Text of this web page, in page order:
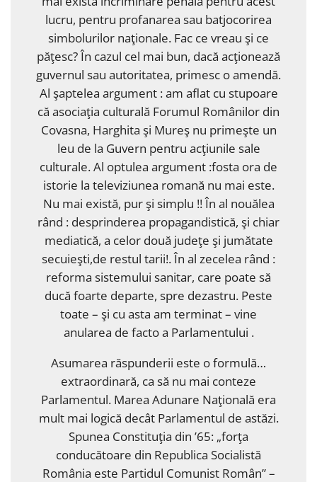
lucru, pentru profanarea sau batjocorirea
simbolurilor naţionale. Fac ce vreau şi ce
păţesc? În cazul cel mai bun, dacă acţionează
guvernul sau autoritatea, primesc o amendă.
Al şaptelea argument : am aflat cu stupoare
că asociaţia culturală Forumul Românilor din
Covasna, Harghita şi Mureş nu primeşte un
leu de la Guvern pentru acţiunile sale
culturale. Al optulea argument :fosta ora de
istorie la televiziunea romană nu mai este.
Nu mai există, pur şi simplu !! În al nouălea
rând : desprinderea propagandistică, şi chiar
mediatică, a celor două judeţe şi jumătate
secuieşti,de restul tarii!. În al zecelea rând :
reforma sistemului sanitar, care poate să
ducă foarte departe, spre dezastru. Peste
toate – şi cu asta am terminat – vine
anularea de facto a Parlamentului .
Asumarea răspunderii este o formulă…
extraordinară, ca să nu mai conteze
Parlamentul. Marea Adunare Naţională era
mult mai logică decât Parlamentul de astăzi.
Spunea Constituţia din ’65: „forţa
conducătoare din Republica Socialistă
România este Partidul Comunist Român” –